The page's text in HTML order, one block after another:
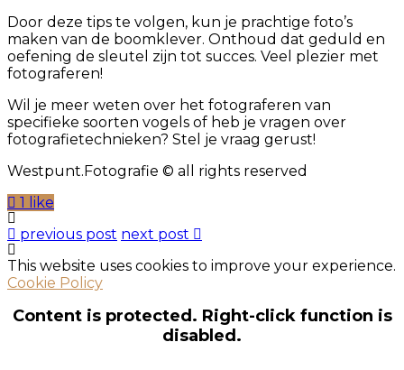
Door deze tips te volgen, kun je prachtige foto’s
maken van de boomklever. Onthoud dat geduld en
oefening de sleutel zijn tot succes. Veel plezier met
fotograferen!
Wil je meer weten over het fotograferen van
specifieke soorten vogels of heb je vragen over
fotografietechnieken? Stel je vraag gerust!
Westpunt.Fotografie © all rights reserved
1 like
previous post next post
This website uses cookies to improve your experience.
Cookie Policy
Content is protected. Right-click function is
disabled.